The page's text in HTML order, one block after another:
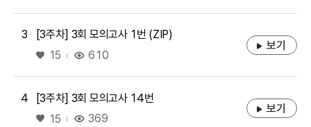
3
[3주차] 3회 모의고사 1번 (ZIP)
좋아요
15 610
보기
4
[3주차] 3회 모의고사 14번
좋아요
15 369
보기